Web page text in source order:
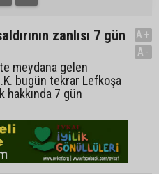
zanlısı 7 gün
meydana gelen
bugün tekrar Lefkoşa
hakkında 7 gün
A+
A-